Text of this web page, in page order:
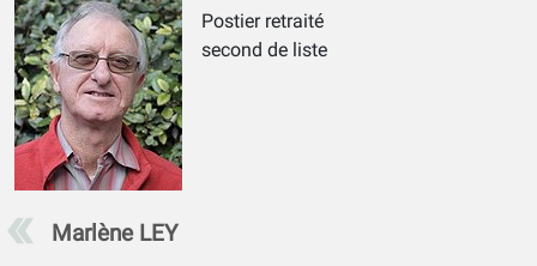
Postier retraité
second de liste
Marlène LEY